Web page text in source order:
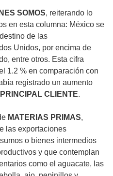
SOMOS, reiterando lo
en esta columna: México se
de las
Unidos, por encima de
entre otros. Esta cifra
1.2 % en comparación con
registrado un aumento
CLIENTE.
MATERIAS PRIMAS,
las exportaciones
o bienes intermedios
y que contemplan
como el aguacate, las